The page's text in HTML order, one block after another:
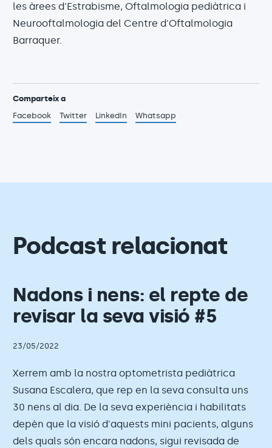
les àrees d'Estrabisme, Oftalmologia pediàtrica i
Neurooftalmologia del Centre d'Oftalmologia
Barraquer.
Comparteix a
Facebook
Twitter LinkedIn Whatsapp
Podcast relacionat
Nadons i nens: el repte de
revisar la seva visió #5
23/05/2022
Xerrem amb la nostra optometrista pediàtrica
Susana Escalera, que rep en la seva consulta uns
30 nens al dia. De la seva experiència i habilitats
depèn que la visió d'aquests mini pacients, alguns
dels quals són encara nadons, sigui revisada de